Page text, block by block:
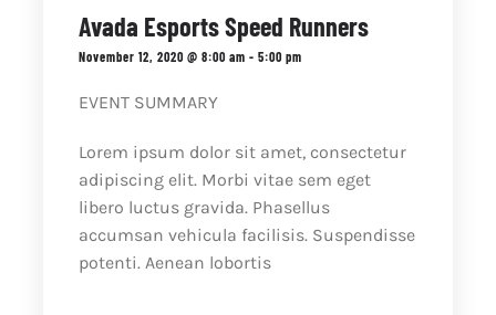
Avada Esports Speed Runners
November 12, 2020 @ 8:00 am - 5:00 pm
EVENT SUMMARY
Lorem ipsum dolor sit amet, consectetur
adipiscing elit. Morbi vitae sem eget
libero luctus gravida. Phasellus
accumsan vehicula facilisis. Suspendisse
potenti. Aenean lobortis